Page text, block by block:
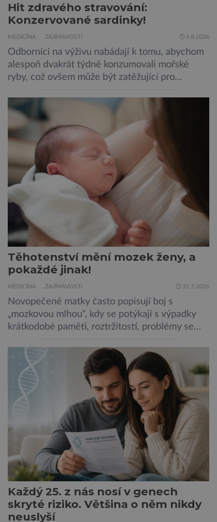
Hit zdravého stravování:
Konzervované sardinky!
MEDICÍNA ZAJÍMAVOSTI 4.8.2026
Odborníci na výživu nabádají k tomu, abychom
alespoň dvakrát týdně konzumovali mořské
ryby, což ovšem může být zatěžující pro
doporučení se nyní staly konzervované
sardinky, které si může dovolit opravdu každý
„Místo toho, aby poskytovaly izolované
mononutrienty, jsou rybí konzervy kompletní
potravinou,“ říká nutriční specialista Colin
Robertson a zdůrazňuje […]
Těhotenství mění mozek ženy, a
pokaždé jinak!
MEDICÍNA ZAJÍMAVOSTI 31.7.2026
Novopečené matky často popisují boj s
„mozkovou mlhou“, kdy se potýkají s výpadky
krátkodobé paměti, roztržitostí, problémy se
obtíže byly dlouhou dobu připisovány
nedostatku spánku a stresu při péči o
novorozence. Nyní se však ukazuje, že za tím
stojí změny v mozku vyvolané těhotenstvím!
Poporodní mozková mlha, v angličtině […]
Každý 25. z nás nosí v genech
skryté riziko. Většina o něm nikdy
neuslyší